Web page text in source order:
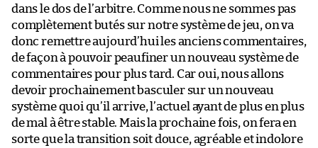
dans le dos de l’arbitre. Comme nous ne sommes pas
complètement butés sur notre système de jeu, on va
donc remettre aujourd’hui les anciens commentaires,
de façon à pouvoir peaufiner un nouveau système de
commentaires pour plus tard. Car oui, nous allons
devoir prochainement basculer sur un nouveau
système quoi qu’il arrive, l’actuel ayant de plus en plus
de mal à être stable. Mais la prochaine fois, on fera en
sorte que la transition soit douce, agréable et indolore